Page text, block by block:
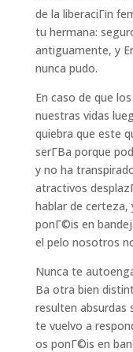
de la liberaciГіn
tu hermana:
antiguamente, y
nunca pudo.
En caso de que
nuestras vidas
quiebra que este
serГ­В­a porque
y no ha
atractivos
hablar de
ponГ©is en
el pelo nosotros
Nunca te
В­a otra bien
resulten absurdas
te vuelvo a
os ponГ©is en